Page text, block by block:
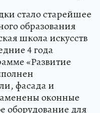
стало старейшее
образования
школа искусств
4 года
«Развитие
фасада и
оконные
оборудование для